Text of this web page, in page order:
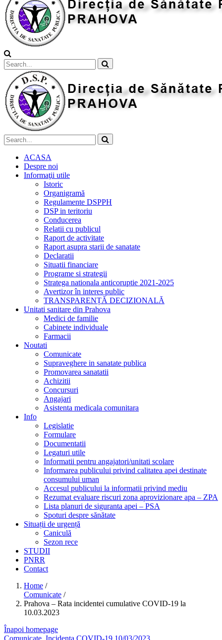
ACASA
Despre noi
Informaţii utile
Istoric
Organigramă
Regulamente DSPPH
DSP in teritoriu
Conducerea
Relatii cu publicul
Raport de activitate
Raport asupra starii de sanatate
Declaratii
Situatii financiare
Programe si strategii
Stratega nationala anticoruptie 2021-2025
Avertizor în interes public
TRANSPARENȚĂ DECIZIONALĂ
Unitati sanitare din Prahova
Medici de familie
Cabinete individuale
Farmacii
Noutati
Comunicate
Supraveghere in sanatate publica
Promovarea sanatatii
Achizitii
Concursuri
Angajari
Asistenta medicala comunitara
Info
Legislatie
Formulare
Documentatii
Legaturi utile
Informatii pentru angajatori/unitati scolare
Informarea publicului privind calitatea apei destinate
consumului uman
Accesul publicului la informatii privind mediu
Rezumat evaluare riscuri zona aprovizionare apa – ZPA
Lista planuri de siguranta apei – PSA
Spoturi despre sănătate
Situații de urgență
Caniculă
Sezon rece
STUDII
PNRR
Contact
Home /
Comunicate /
Prahova – Rata incidentei cumulative COVID-19 la
10.03.2023
Înapoi homepage
Comunicate Incidenta COVID-19 10/03/2023